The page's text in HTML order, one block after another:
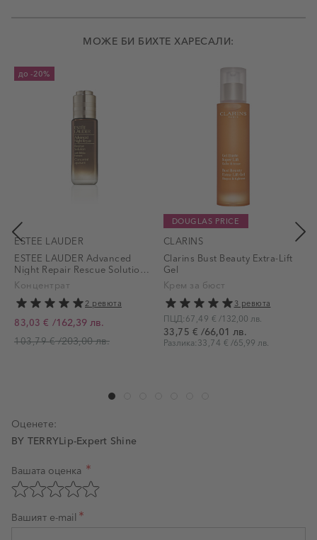
МОЖЕ БИ БИХТЕ ХАРЕСАЛИ:
до -20%
ESTEE LAUDER
ESTEE LAUDER Advanced
Night Repair Rescue Solution
Serum
Концентрат
2 ревюта
Промо цена
83,03 € /162,39 лв.
103,79 €/203,00 лв.
DOUGLAS PRICE
CLARINS
Clarins Bust Beauty Extra-Lift
Gel
Крем за бюст
3 ревюта
ПЦД: 67,49 € /132,00 лв.
33,75 € /66,01 лв.
Разлика: 33,74 € /65,99 лв.
Оценете:
BY TERRYLip-Expert Shine
Оценка на продукт
Вашата оценка
Оценете с 1 звезда от 5
Оценете с 2 звезди от 5
Оценете с 3 звезди от 5
Оценете с 4 звезди от 5
Оценете с 5 звезди от 5
Вашият e-mail